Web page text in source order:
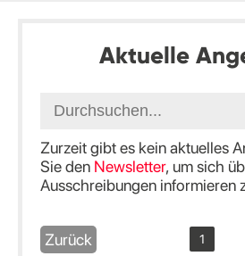
Aktuelle
Zurzeit gibt es kein aktuelles
Sie den Newsletter, um sich
Ausschreibungen informieren
Zurück 1